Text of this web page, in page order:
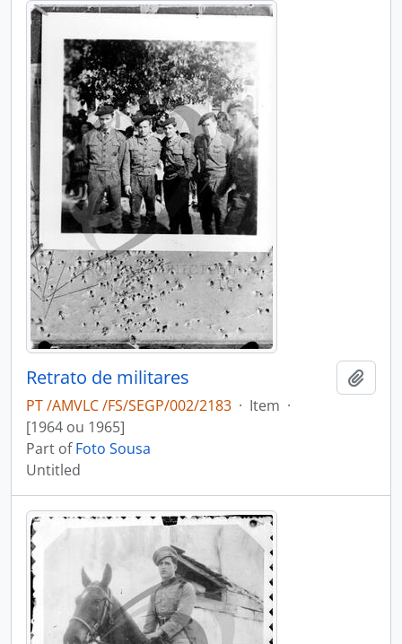
Retrato de militares
PT /AMVLC /FS/SEGP/002/2183 · Item ·
[1964 ou 1965]
Part ofFoto Sousa
Untitled